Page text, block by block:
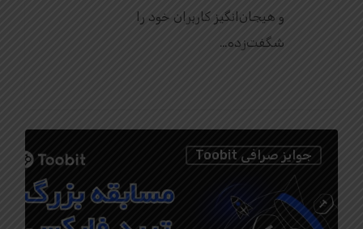
و هیجان‌انگیز کاربران خود را
شگفت‌زده…
جوایز صرافی Toobit 0